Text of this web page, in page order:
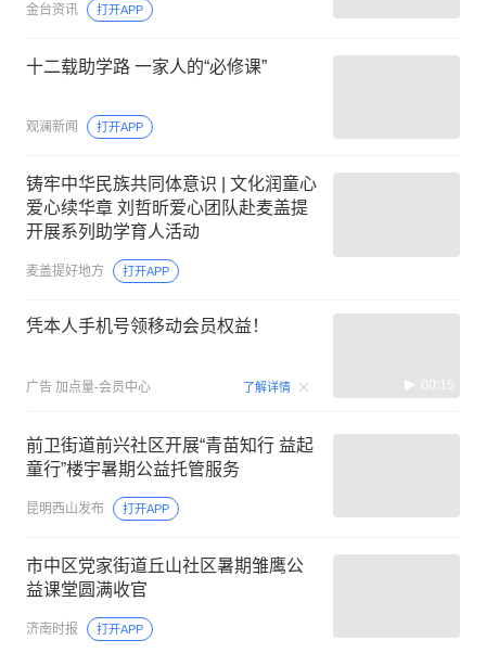
金台资讯 打开APP
十二载助学路 一家人的“必修课”
观澜新闻 打开APP
铸牢中华民族共同体意识 | 文化润童心
爱心续华章 刘哲昕爱心团队赴麦盖提
开展系列助学育人活动
麦盖提好地方 打开APP
凭本人手机号领移动会员权益！
广告 加点量-会员中心 了解详情 00:15
前卫街道前兴社区开展“青苗知行 益起
童行”楼宇暑期公益托管服务
昆明西山发布 打开APP
市中区党家街道丘山社区暑期雏鹰公
益课堂圆满收官
济南时报 打开APP